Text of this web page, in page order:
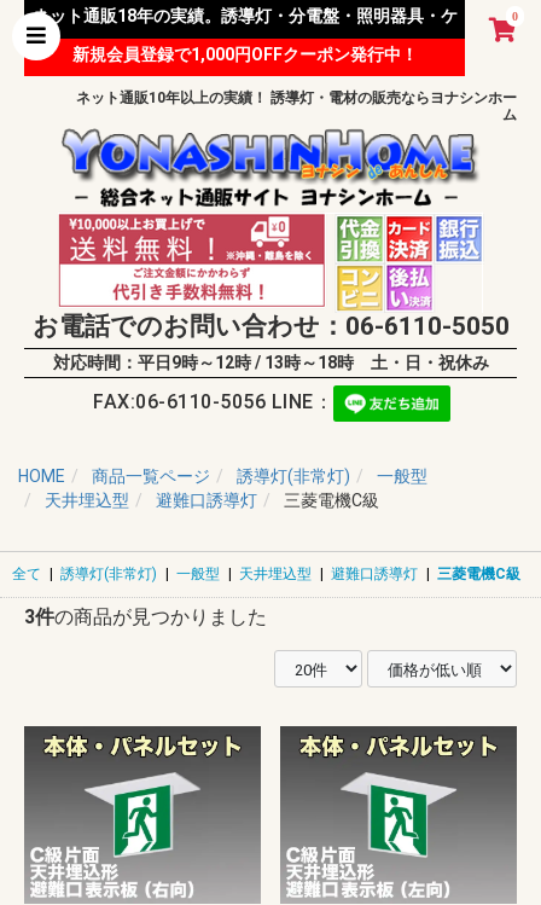
0
ネット通販18年の実績。誘導灯・分電盤・照明器具・ケ
ーブル等 様々な資材を取り扱っています。
新規会員登録で1,000円OFFクーポン発行中！
ネット通販10年以上の実績！ 誘導灯・電材の販売ならヨナシンホー
ム
お電話でのお問い合わせ：06-6110-5050
対応時間：平日9時～12時 / 13時～18時 土・日・祝休み
FAX:06-6110-5056 LINE：
HOME 商品一覧ページ 誘導灯(非常灯)
一般型
天井埋込型
避難口誘導灯 三菱電機C級
全て | 誘導灯(非常灯) | 一般型 | 天井埋込型 | 避難口誘導灯 | 三菱電機C級
3件の商品が見つかりました